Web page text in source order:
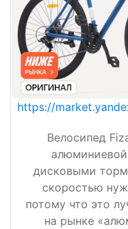
https://
Велосипед
дисковыми
скоростью
потому что это
на рынке